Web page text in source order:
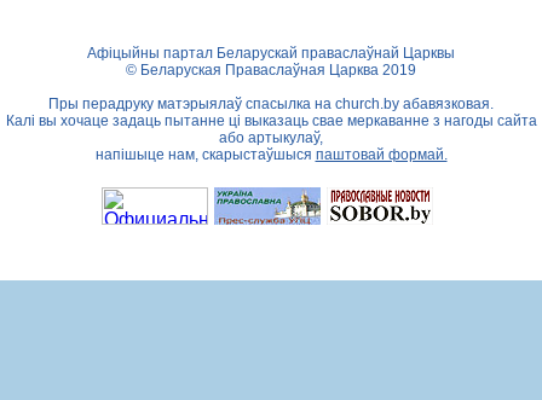
Афіцыйны партал Беларускай праваслаўнай Царквы
© Беларуская Праваслаўная Царква 2019
Пры перадруку матэрыялаў спасылка на church.by абавязковая.
Калі вы хочаце задаць пытанне ці выказаць свае меркаванне з нагоды сайта
або артыкулаў,
напішыце нам, скарыстаўшыся паштовай формай.